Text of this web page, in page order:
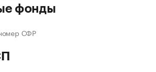
фонды
СФР